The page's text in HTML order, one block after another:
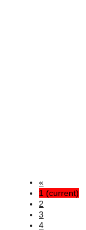
«
1 (current)
2
3
4